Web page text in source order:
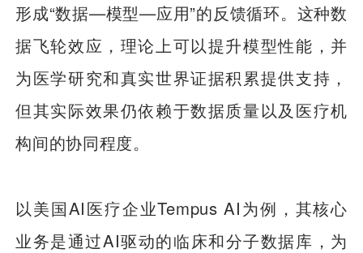
形成“数据—模型—应用”的反馈循环。这种数
据飞轮效应，理论上可以提升模型性能，并
为医学研究和真实世界证据积累提供支持，
但其实际效果仍依赖于数据质量以及医疗机
构间的协同程度。
以美国AI医疗企业Tempus AI为例，其核心
业务是通过AI驱动的临床和分子数据库，为